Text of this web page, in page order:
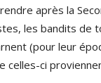
après la
les bandits de
(pour leur
celles-ci